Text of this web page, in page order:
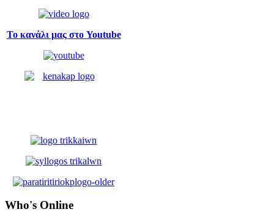
Το κανάλι μας στο Youtube
Who's Online